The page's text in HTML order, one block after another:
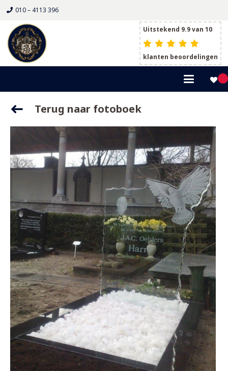
010 – 4113 396
Uitstekend 9.9 van 10
klanten beoordelingen
Terug naar fotoboek